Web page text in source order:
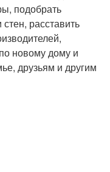
подобрать
расставить
новому дому и
друзьям и другим